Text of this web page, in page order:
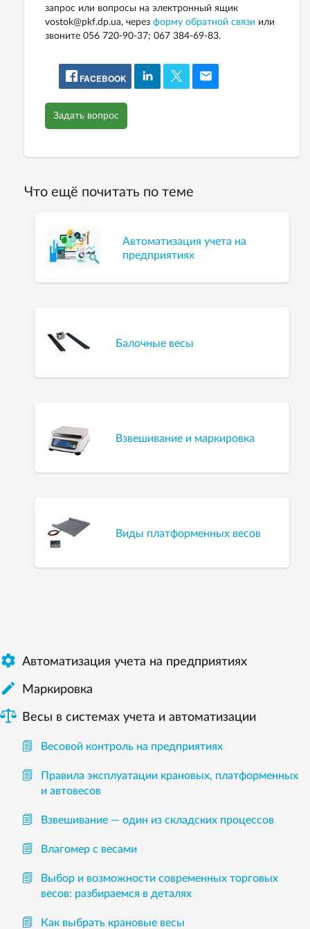
запрос или вопросы на электронный ящик
vostok@pkf.dp.ua, через форму обратной связи или
звоните 056 720-90-37; 067 384-69-83.
FACEBOOK
Задать вопрос
Что ещё почитать по теме
Автоматизация учета на
предприятиях
Балочные весы
Взвешивание и маркировка
Виды платформенных весов
 Автоматизация учета на предприятиях
 Маркировка
Весы в системах учета и автоматизации
Весовой контроль на предприятиях
Правила эксплуатации крановых, платформенных
и автовесов
Взвешивание — один из складских процессов
Влагомер с весами
Выбор и возможности современных торговых
весов: разбираемся в деталях
Как выбрать крановые весы